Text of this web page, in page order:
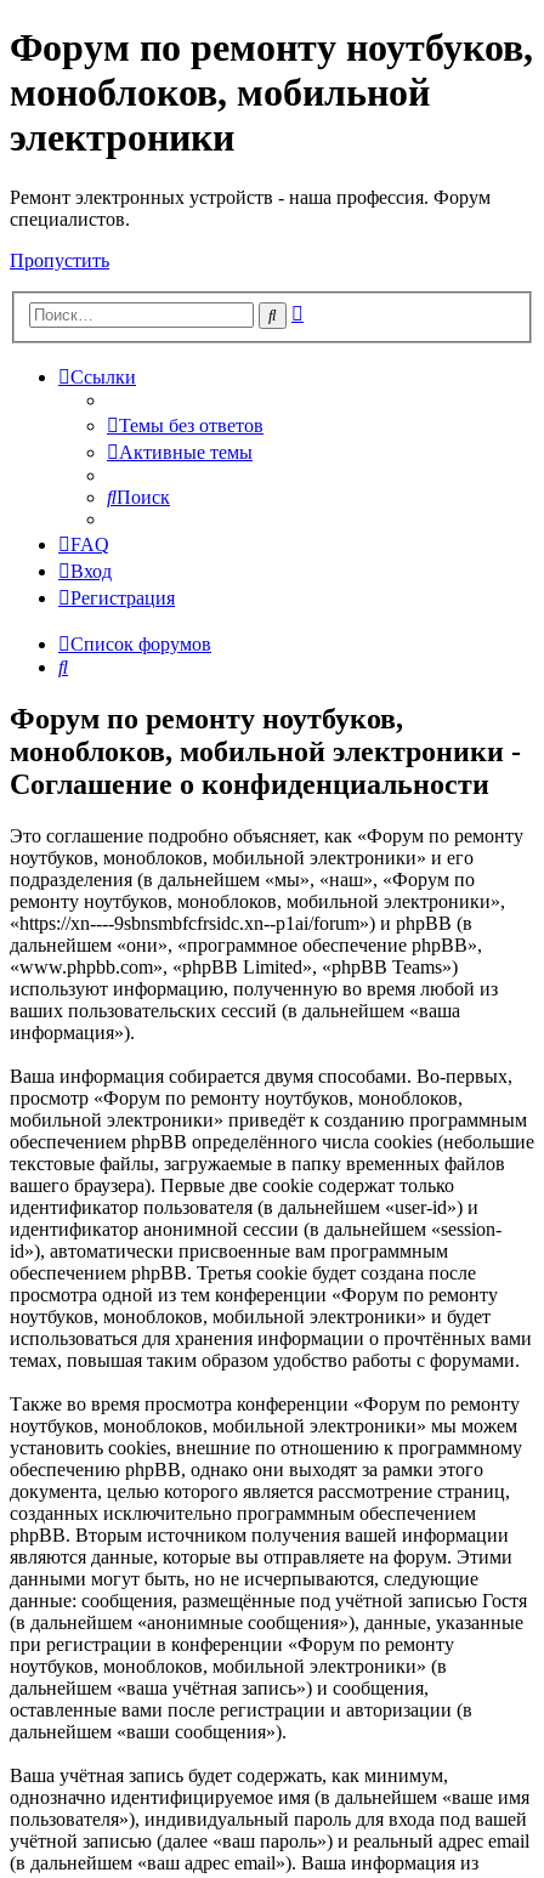
Регистрация
Форум по ремонту ноутбуков,
моноблоков, мобильной
электроники
Ремонт электронных устройств - наша профессия. Форум
специалистов.
Пропустить
Поиск
Ссылки
Темы без ответов
Активные темы
Поиск
FAQ
Вход
Регистрация
Список форумов
Поиск
Форум по ремонту ноутбуков,
моноблоков, мобильной электроники -
Соглашение о конфиденциальности
Это соглашение подробно объясняет, как «Форум по ремонту
ноутбуков, моноблоков, мобильной электроники» и его
подразделения (в дальнейшем «мы», «наш», «Форум по
ремонту ноутбуков, моноблоков, мобильной электроники»,
«https://xn----9sbnsmbfcfrsidc.xn--p1ai/forum») и phpBB (в
дальнейшем «они», «программное обеспечение phpBB»,
«www.phpbb.com», «phpBB Limited», «phpBB Teams»)
используют информацию, полученную во время любой из
ваших пользовательских сессий (в дальнейшем «ваша
информация»).
Ваша информация собирается двумя способами. Во-первых,
просмотр «Форум по ремонту ноутбуков, моноблоков,
мобильной электроники» приведёт к созданию программным
обеспечением phpBB определённого числа cookies (небольшие
текстовые файлы, загружаемые в папку временных файлов
вашего браузера). Первые две cookie содержат только
идентификатор пользователя (в дальнейшем «user-id») и
идентификатор анонимной сессии (в дальнейшем «session-
id»), автоматически присвоенные вам программным
обеспечением phpBB. Третья cookie будет создана после
просмотра одной из тем конференции «Форум по ремонту
ноутбуков, моноблоков, мобильной электроники» и будет
использоваться для хранения информации о прочтённых вами
темах, повышая таким образом удобство работы с форумами.
Также во время просмотра конференции «Форум по ремонту
ноутбуков, моноблоков, мобильной электроники» мы можем
установить cookies, внешние по отношению к программному
обеспечению phpBB, однако они выходят за рамки этого
документа, целью которого является рассмотрение страниц,
созданных исключительно программным обеспечением
phpBB. Вторым источником получения вашей информации
являются данные, которые вы отправляете на форум. Этими
данными могут быть, но не исчерпываются, следующие
данные: сообщения, размещённые под учётной записью Гостя
(в дальнейшем «анонимные сообщения»), данные, указанные
при регистрации в конференции «Форум по ремонту
ноутбуков, моноблоков, мобильной электроники» (в
дальнейшем «ваша учётная запись») и сообщения,
оставленные вами после регистрации и авторизации (в
дальнейшем «ваши сообщения»).
Ваша учётная запись будет содержать, как минимум,
однозначно идентифицируемое имя (в дальнейшем «ваше имя
пользователя»), индивидуальный пароль для входа под вашей
учётной записью (далее «ваш пароль») и реальный адрес email
(в дальнейшем «ваш адрес email»). Ваша информация из